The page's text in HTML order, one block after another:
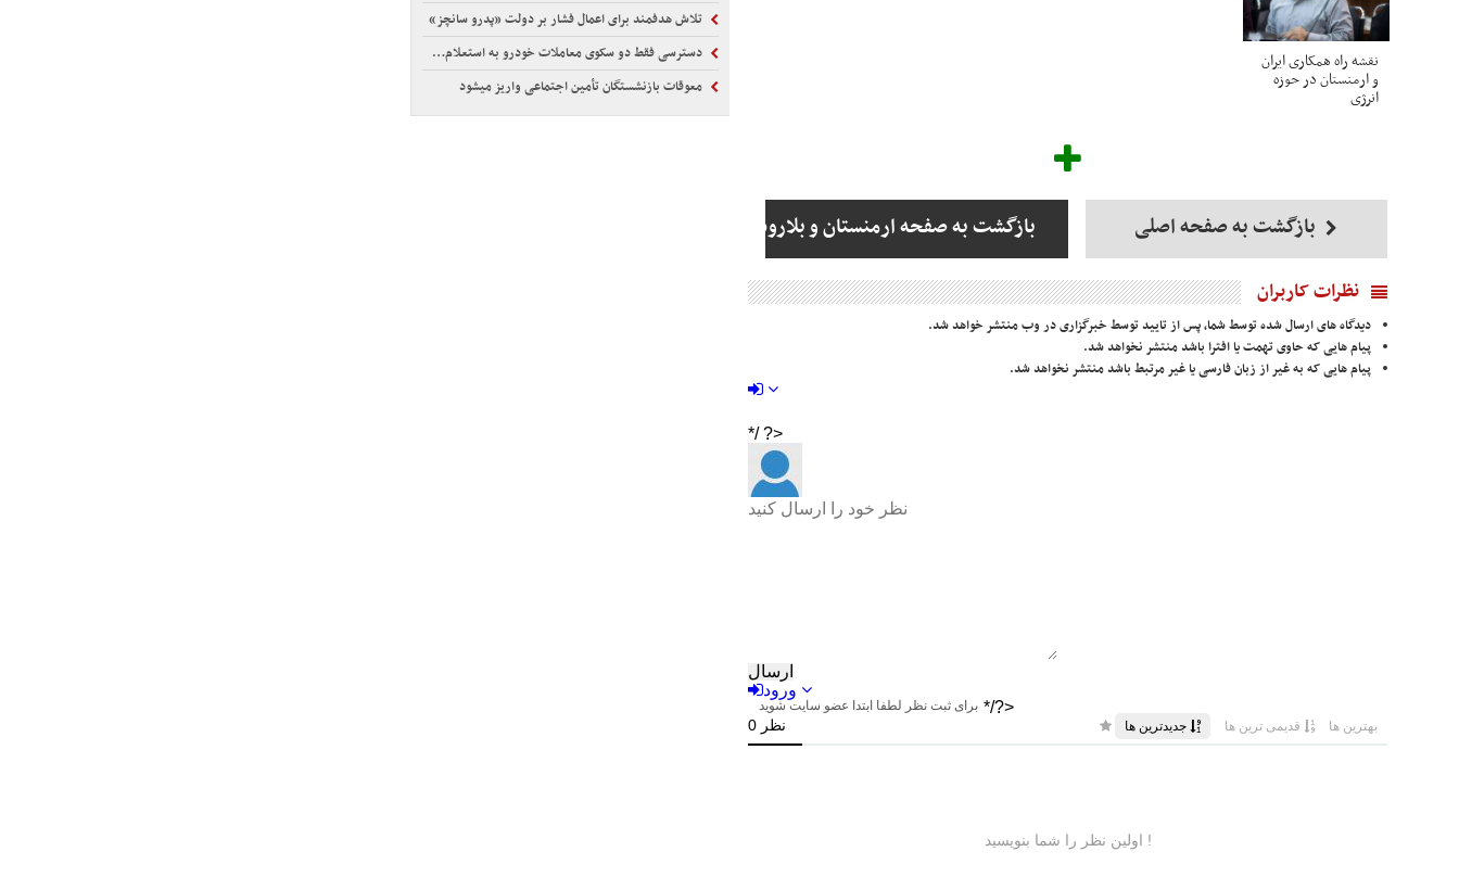
نقشه راه همکاری ایران
و ارمنستان در حوزه
انرژی
بازگشت به صفحه اصلی بازگشت به صفحه ارمنستان و بلاروس
نظرات کاربران
دیدگاه های ارسال شده توسط شما، پس از تایید توسط خبرگزاری در وب منتشر خواهد شد.
پیام هایی که حاوی تهمت یا افترا باشد منتشر نخواهد شد.
پیام هایی که به غیر از زبان فارسی یا غیر مرتبط باشد منتشر نخواهد شد.
تلاش هدفمند برای اعمال فشار بر دولت «پدرو سانچز»
دسترسی فقط دو سکوی معاملات خودرو به استعلام‌ها تبعیض‌آمیز است
معوقات بازنشستگان تأمین اجتماعی واریز میشود